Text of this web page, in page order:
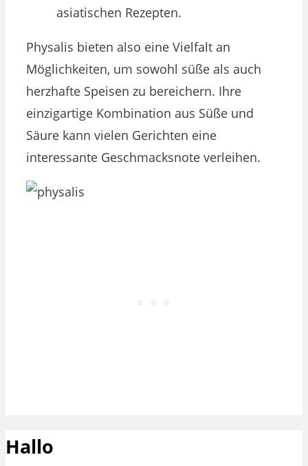
asiatischen Rezepten.
Physalis bieten also eine Vielfalt an
Möglichkeiten, um sowohl süße als auch
herzhafte Speisen zu bereichern. Ihre
einzigartige Kombination aus Süße und
Säure kann vielen Gerichten eine
interessante Geschmacksnote verleihen.
Hallo